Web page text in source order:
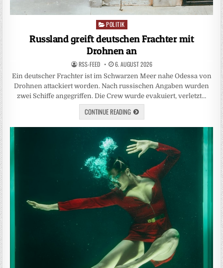
Posted
in
POLITIK
Russland greift deutschen Frachter mit
Drohnen an
RSS-FEED 6. AUGUST 2026
Ein deutscher Frachter ist im Schwarzen Meer nahe Odessa von
Drohnen attackiert worden. Nach russischen Angaben wurden
zwei Schiffe angegriffen. Die Crew wurde evakuiert, verletzt…
CONTINUE READING